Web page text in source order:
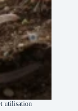
utilisation